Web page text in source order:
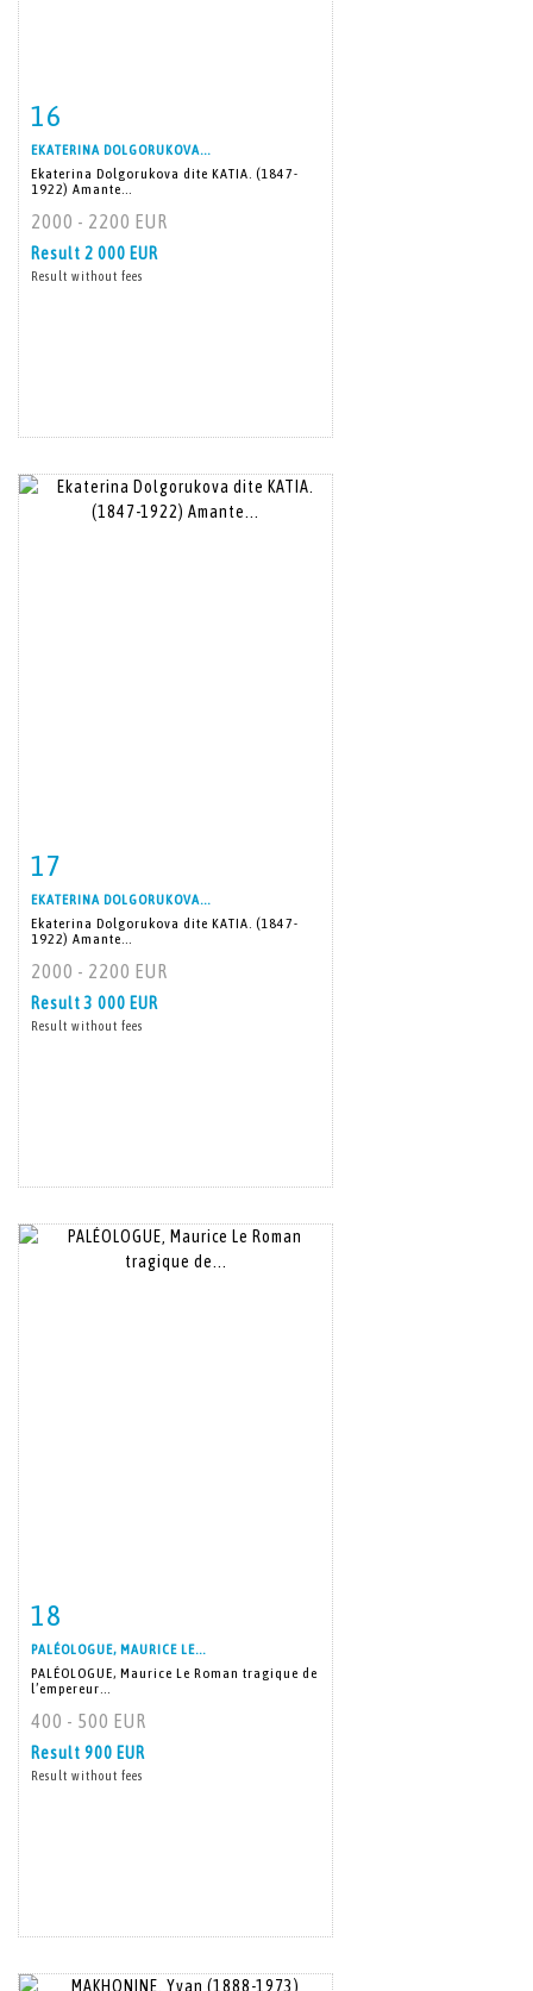
16
EKATERINA DOLGORUKOVA...
Ekaterina Dolgorukova dite KATIA. (1847-
1922) Amante...
2000 - 2200 EUR
Result 2 000 EUR
Result without fees
17
EKATERINA DOLGORUKOVA...
Ekaterina Dolgorukova dite KATIA. (1847-
1922) Amante...
2000 - 2200 EUR
Result3 000 EUR
Result without fees
18
PALÉOLOGUE, MAURICE LE...
PALÉOLOGUE, Maurice Le Roman tragique de
l’empereur...
400 - 500 EUR
Result 900 EUR
Result without fees